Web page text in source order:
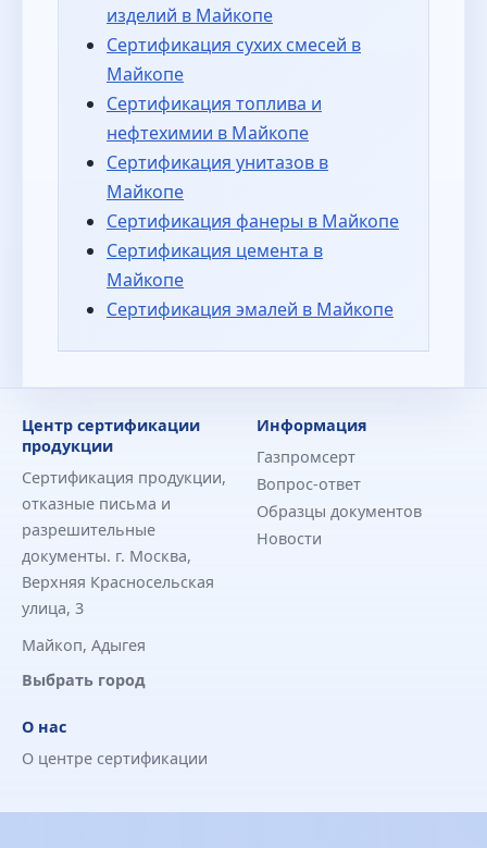
изделий в Майкопе
Сертификация сухих смесей в
Майкопе
Сертификация топлива и
нефтехимии в Майкопе
Сертификация унитазов в
Майкопе
Сертификация фанеры в Майкопе
Сертификация цемента в
Майкопе
Сертификация эмалей в Майкопе
Центр сертификации
продукции
Сертификация продукции,
отказные письма и
разрешительные
документы. г. Москва,
Верхняя Красносельская
улица, 3
Майкоп, Адыгея
Выбрать город
Информация
Газпромсерт
Вопрос-ответ
Образцы документов
Новости
О нас
О центре сертификации